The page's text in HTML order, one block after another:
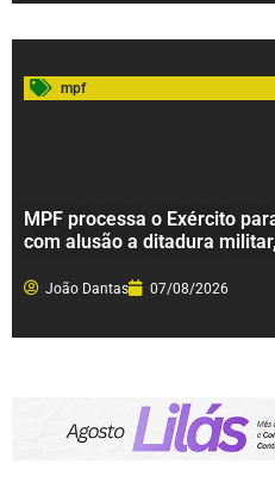
mpf
MPF processa o Exército
com alusão a ditadura
João Dantas 07/08/2026